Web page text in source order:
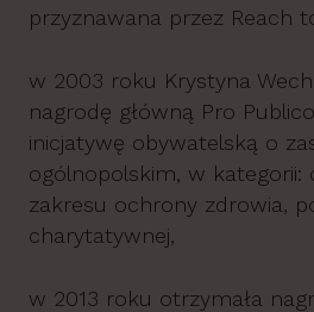
przyznawana przez Reach
w 2003 roku Krystyna
nagrodę główną Pro
inicjatywę obywatelską o
ogólnopolskim, w kategorii:
zakresu ochrony zdrowia,
charytatywnej,
w 2013 roku otrzymała